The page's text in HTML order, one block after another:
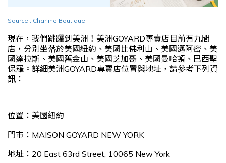
Source : Charline Boutique
現在，我們跳躍到美洲！美洲GOYARD專賣店目前有九間
店，分別坐落於美國紐約、美國比佛利山、美國邁阿密、美
國達拉斯、美國舊金山、美國芝加哥、美國曼哈頓、巴西聖
保羅。詳細美洲GOYARD專賣店位置與地址，請參考下列資
訊：
位置：美國紐約
門市：MAISON GOYARD NEW YORK
地址：20 East 63rd Street, 10065 New York